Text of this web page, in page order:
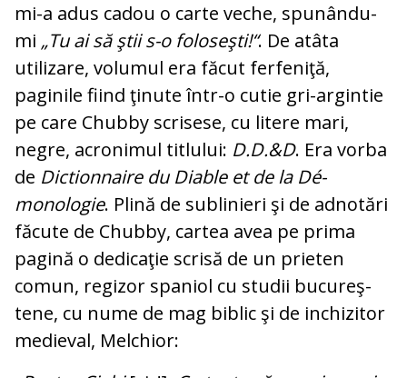
mi-a adus cadou o carte veche, spu­nân­du-
mi „Tu ai să ştii s-o foloseşti!“. De atâta
utilizare, volumul era făcut ferfeniţă,
paginile fiind ţinute într-o cutie gri-ar­gin­tie
pe care Chubby scrisese, cu litere mari,
negre, acronimul titlului: D.D.&D. Era vor­ba
de Dictionnaire du Diable et de la Dé­
monologie. Plină de sublinieri şi de ad­no­tări
făcute de Chubby, cartea avea pe pri­ma
pagină o dedicaţie scrisă de un prieten
comun, regizor spaniol cu studii bu­cu­reş­
tene, cu nume de mag biblic şi de in­ch­i­zi­tor
medieval, Melchior: